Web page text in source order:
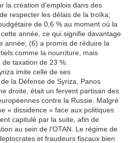
la création d’emplois dans des
respecter les délais de la troïka;
de 0,6 % au moment où la
année, ce qui signifie davantage
année; (6) a promis de réduire la
comme la nourriture, mais
taxation de 23 %.
imite celle de ses
la Défense de Syriza, Panos
droite, était un fervent partisan des
contre la Russie. Malgré
« dissidence » face aux politiques
capitulé par la suite, afin de
au sein de l’OTAN. Le régime de
et fraudeurs fiscaux bien